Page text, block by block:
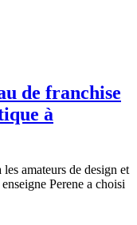
de franchise
à
amateurs de design et
Perene a choisi